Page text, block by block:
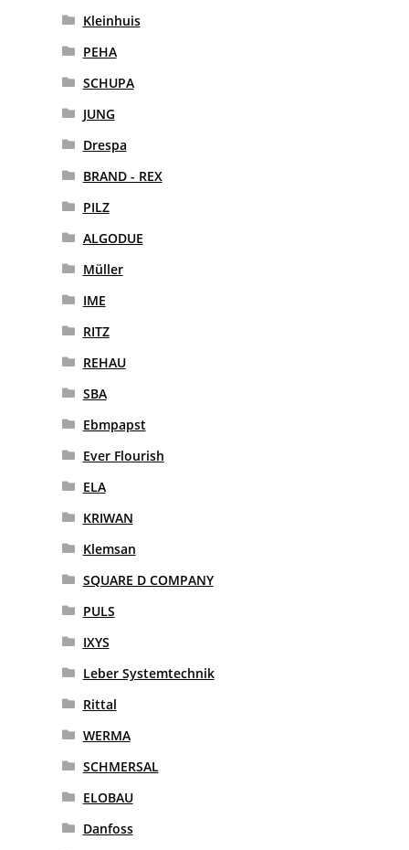
Kleinhuis
PEHA
SCHUPA
JUNG
Drespa
BRAND - REX
PILZ
ALGODUE
Müller
IME
RITZ
REHAU
SBA
Ebmpapst
Ever Flourish
ELA
KRIWAN
Klemsan
SQUARE D COMPANY
PULS
IXYS
Leber Systemtechnik
Rittal
WERMA
SCHMERSAL
ELOBAU
Danfoss